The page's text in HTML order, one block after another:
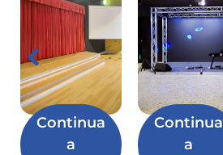
Continua
a
Continua
a